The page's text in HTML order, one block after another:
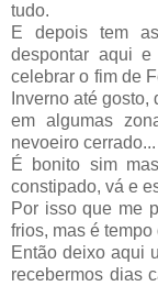
tudo.
E depois tem
despontar aqui
celebrar o fim de
Inverno até
em algumas
nevoeiro cerrado...
É bonito sim
constipado, vá e
Por isso que me
frios, mas é
Então deixo aqui
recebermos dias